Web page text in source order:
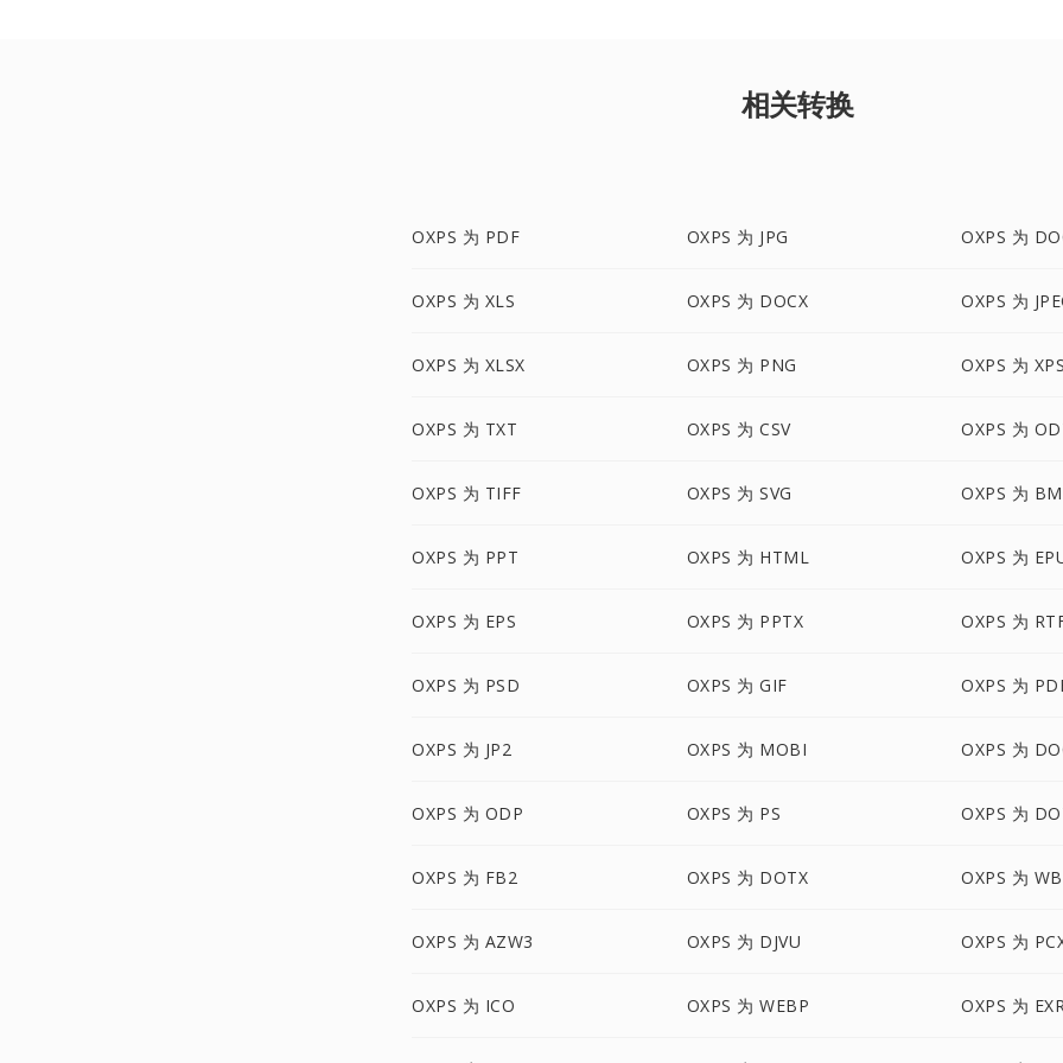
相关转换
OXPS 为 PDF OXPS 为 JPG OXPS 为
OXPS 为 XLS OXPS 为 DOCX OXPS 为
OXPS 为 XLSX OXPS 为 PNG OXPS 为 XPS
OXPS 为 TXT OXPS 为 CSV OXPS 为
OXPS 为 TIFF OXPS 为 SVG OXPS 为
OXPS 为 PPT OXPS 为 HTML OXPS 为
OXPS 为 EPS OXPS 为 PPTX OXPS 为
OXPS 为 PSD OXPS 为 GIF OXPS 为
OXPS 为 JP2 OXPS 为 MOBI OXPS 为
OXPS 为 ODP OXPS 为 PS OXPS 为
OXPS 为 FB2 OXPS 为 DOTX OXPS 为
OXPS 为 AZW3 OXPS 为 DJVU OXPS 为
OXPS 为 ICO OXPS 为 WEBP OXPS 为